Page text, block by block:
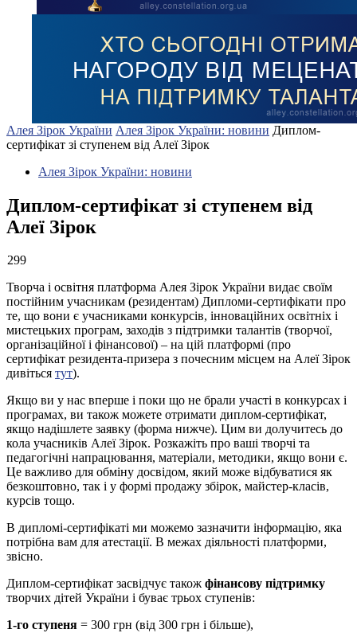
Алея Зірок України Алея Зірок України: новини Диплом-
сертифікат зі ступенем від Алеї Зірок
Алея Зірок України: новини
Диплом-сертифікат зі ступенем від
Алеї Зірок
299
Творча і освітня платформа Алея Зірок України видає своїм
постійним учасникам (резидентам) Дипломи-сертифікати про
те, що вони є учасниками конкурсів, інноваційних освітніх і
мистецьких програм, заходів з підтримки талантів (творчої,
організаційної і фінансової) – на цій платформі (про
сертифікат резидента-призера з почесним місцем на Алеї Зірок
дивіться тут).
Якщо ви у нас вперше і поки що не брали участі в конкурсах і
програмах, ви також можете отримати диплом-сертифікат,
якщо надішлете заявку (форма нижче). Цим ви долучитесь до
кола учасників Алеї Зірок. Розкажіть про ваші творчі та
педагогічні напрацювання, матеріали, методики, якщо вони є.
Це важливо для обміну досвідом, який може відбуватися як
безкоштовно, так і у формі продажу збірок, майстер-класів,
курсів тощо.
В дипломі-сертифікаті ми можемо зазначити інформацію, яка
потрібна вам для атестації. В межах діяльності платформи,
звісно.
Диплом-сертифікат засвідчує також фінансову підтримку
творчих дітей України і буває трьох ступенів:
1-го ступеня = 300 грн (від 300 грн і більше),